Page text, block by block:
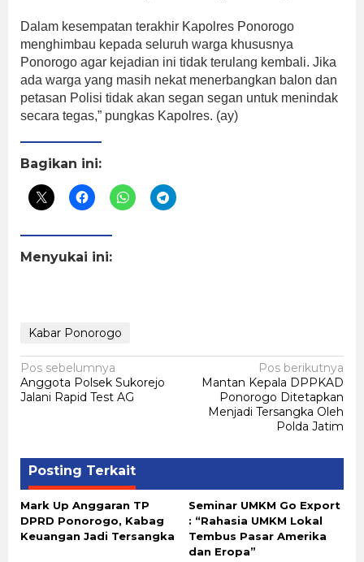
Dalam kesempatan terakhir Kapolres Ponorogo
menghimbau kepada seluruh warga khususnya
Ponorogo agar kejadian ini tidak terulang kembali. Jika
ada warga yang masih nekat menerbangkan balon dan
petasan Polisi tidak akan segan segan untuk menindak
secara tegas,” pungkas Kapolres. (ay)
Bagikan ini:
Menyukai ini:
Kabar Ponorogo
Navigasi
pos
Pos sebelumnya
Anggota Polsek Sukorejo
Jalani Rapid Test AG
Pos berikutnya
Mantan Kepala DPPKAD
Ponorogo Ditetapkan
Menjadi Tersangka Oleh
Polda Jatim
Posting Terkait
Mark Up Anggaran TP
DPRD Ponorogo, Kabag
Keuangan Jadi Tersangka
Seminar UMKM Go Export
: “Rahasia UMKM Lokal
Tembus Pasar Amerika
dan Eropa”